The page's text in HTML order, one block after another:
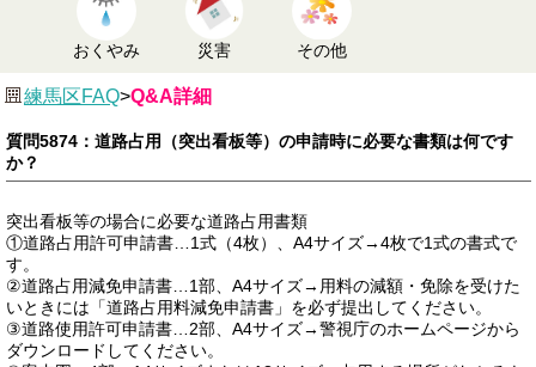
おくやみ 災害 その他
練馬区FAQ>Q&A詳細
質問5874：道路占用（突出看板等）の申請時に必要な書類は何です
か？
突出看板等の場合に必要な道路占用書類
①道路占用許可申請書…1式（4枚）、A4サイズ→4枚で1式の書式で
す。
②道路占用減免申請書…1部、A4サイズ→用料の減額・免除を受けた
いときには「道路占用料減免申請書」を必ず提出してください。
③道路使用許可申請書…2部、A4サイズ→警視庁のホームページから
ダウンロードしてください。